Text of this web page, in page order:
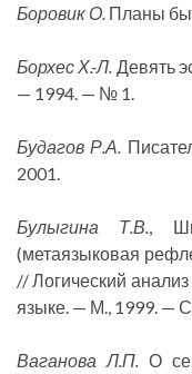
Боровик О. Планы
Борхес Х.-Л. Девять
— 1994. — № 1.
Будагов Р.А.
2001.
Булыгина Т.В.
,
(метаязыковая
// Логический
языке. — М., 1999. —
Ваганова Л.П.
О